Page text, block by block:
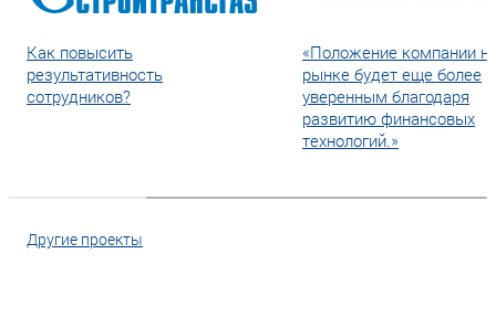
Как повысить
результативность
сотрудников?
«Положение компании
рынке будет еще более
уверенным благодаря
развитию финансовых
технологий.»
Другие проекты